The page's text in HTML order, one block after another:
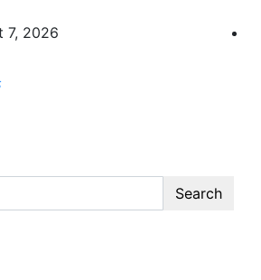
7, 2026
চেতনায় উদ্বুদ্ধ মুখপত্র
Search